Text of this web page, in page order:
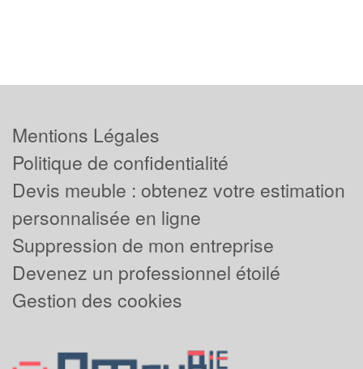
Mentions Légales
Politique de confidentialité
Devis meuble : obtenez votre estimation
personnalisée en ligne
Suppression de mon entreprise
Devenez un professionnel étoilé
Gestion des cookies